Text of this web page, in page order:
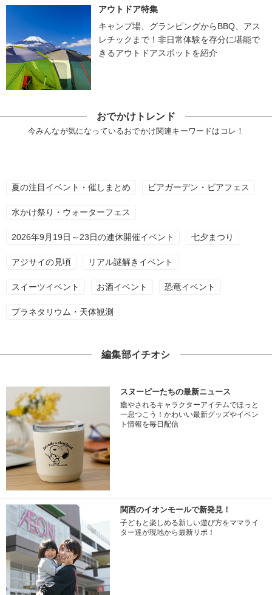
アウトドア特集
キャンプ場、グランピングからBBQ、アス
レチックまで！非日常体験を存分に堪能で
きるアウトドアスポットを紹介
おでかけトレンド
今みんなが気になっているおでかけ関連キーワードはコレ！
夏の注目イベント・催しまとめ ビアガーデン・ビアフェス
水かけ祭り・ウォーターフェス
2026年9月19日～23日の連休開催イベント 七夕まつり
アジサイの見頃 リアル謎解きイベント
スイーツイベント お酒イベント 恐竜イベント
プラネタリウム・天体観測
編集部イチオシ
スヌーピーたちの最新ニュース
癒やされるキャラクターアイテムでほっと
一息つこう！かわいい最新グッズやイベン
ト情報を毎日配信
関西のイオンモールで新発見！
子どもと楽しめる新しい遊び方をママライ
ター達が現地から最新リポ！